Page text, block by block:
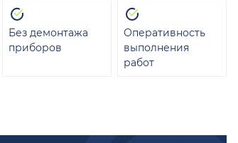
Без демонтажа
приборов
Оперативность
выполнения
работ